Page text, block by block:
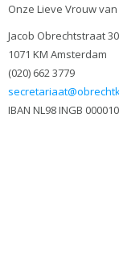
Onze Lieve Vrouw
Jacob Obrechtstraat 30
1071 KM Amsterdam
(020) 662 3779
IBAN NL98 INGB